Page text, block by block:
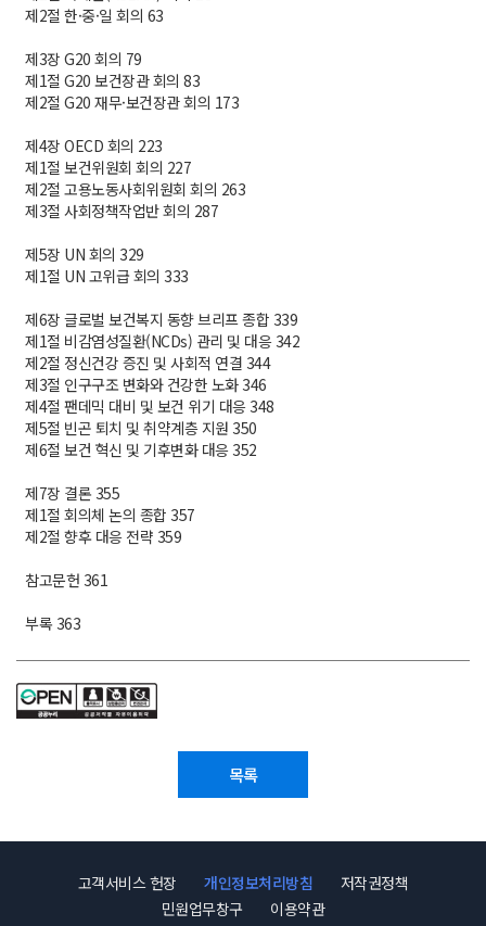
제2절 한·중·일 회의 63
제3장 G20 회의 79
제1절 G20 보건장관 회의 83
제2절 G20 재무·보건장관 회의 173
제4장 OECD 회의 223
제1절 보건위원회 회의 227
제2절 고용노동사회위원회 회의 263
제3절 사회정책작업반 회의 287
제5장 UN 회의 329
제1절 UN 고위급 회의 333
제6장 글로벌 보건복지 동향 브리프 종합 339
제1절 비감염성질환(NCDs) 관리 및 대응 342
제2절 정신건강 증진 및 사회적 연결 344
제3절 인구구조 변화와 건강한 노화 346
제4절 팬데믹 대비 및 보건 위기 대응 348
제5절 빈곤 퇴치 및 취약계층 지원 350
제6절 보건 혁신 및 기후변화 대응 352
제7장 결론 355
제1절 회의체 논의 종합 357
제2절 향후 대응 전략 359
참고문헌 361
부록 363
목록
고객서비스 헌장 개인정보처리방침
저작권정책
민원업무창구
이용약관